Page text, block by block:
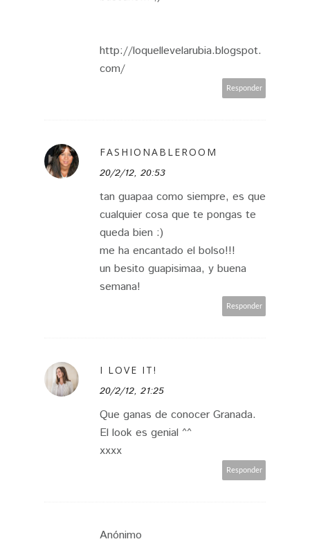
http://loquellevelarubia.blogspot.
com/
Responder
FASHIONABLEROOM
20/2/12, 20:53
tan guapaa como siempre, es que
cualquier cosa que te pongas te
queda bien :)
me ha encantado el bolso!!!
un besito guapisimaa, y buena
semana!
Responder
I LOVE IT!
20/2/12, 21:25
Que ganas de conocer Granada.
El look es genial ^^
xxxx
Responder
Anónimo